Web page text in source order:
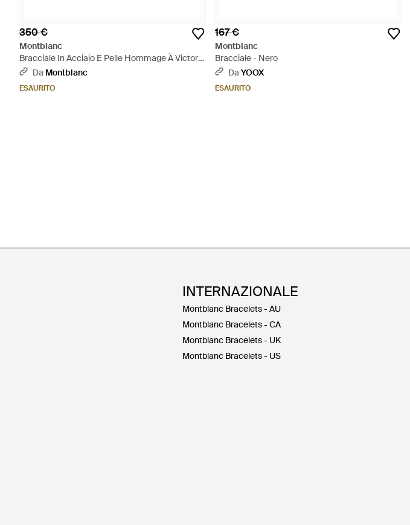
350 €
Montblanc
Bracciale In Acciaio E Pelle Hommage À Victor
Hugo - Nero
Da Montblanc
ESAURITO
167 €
Montblanc
Bracciale - Nero
DaYOOX
ESAURITO
INTERNAZIONALE
Montblanc Bracelets - AU
Montblanc Bracelets - CA
Montblanc Bracelets - UK
Montblanc Bracelets - US